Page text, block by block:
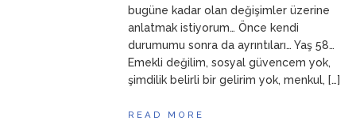
bugüne kadar olan değişimler üzerine
anlatmak istiyorum… Önce kendi
durumumu sonra da ayrıntıları… Yaş 58…
Emekli değilim, sosyal güvencem yok,
şimdilik belirli bir gelirim yok, menkul, […]
READ MORE